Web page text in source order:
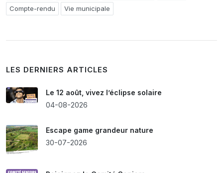
Compte-rendu
Vie municipale
LES DERNIERS ARTICLES
Le 12 août, vivez l’éclipse solaire
04-08-2026
Escape game grandeur nature
30-07-2026